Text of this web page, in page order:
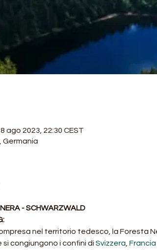
ago 2023, 22:30 CEST
Germania
- SCHWARZWALD
nel territorio tedesco, la Foresta
si congiungono i confini di Svizzera Francia